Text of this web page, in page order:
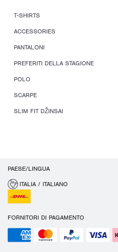
T-SHIRTS
ACCESSORIES
PANTALONI
PREFERITI DELLA STAGIONE
POLO
SCARPE
SLIM FIT DŽINSAI
PAESE/LINGUA
ITALIA / ITALIANO
FORNITORI DI PAGAMENTO